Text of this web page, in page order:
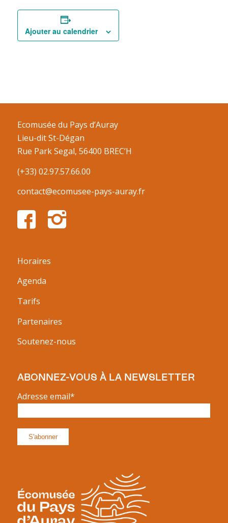
Ajouter au calendrier
Ecomusée du Pays d’Auray
Lieu-dit St-Dégan
Rue Park Segal, 56400 BREC’H
(+33) 02.97.57.66.00
contact@ecomusee-pays-auray.fr
Horaires
Agenda
Tarifs
Partenaires
Soutenez-nous
ABONNEZ-VOUS À LA NEWSLETTER
Adresse email*